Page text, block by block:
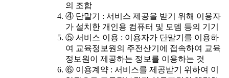
의 조합
④ 단말기 : 서비스 제공을 받기 위해 이용자
가 설치한 개인용 컴퓨터 및 모뎀 등의 기기
⑤ 서비스 이용 : 이용자가 단말기를 이용하
여 교육정보원의 주전산기에 접속하여 교육
정보원이 제공하는 정보를 이용하는 것
⑥ 이용계약 : 서비스를 제공받기 위하여 이